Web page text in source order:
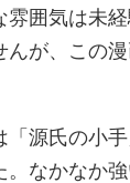
雰囲気は未
んが、この
「源氏の小
なかなか強